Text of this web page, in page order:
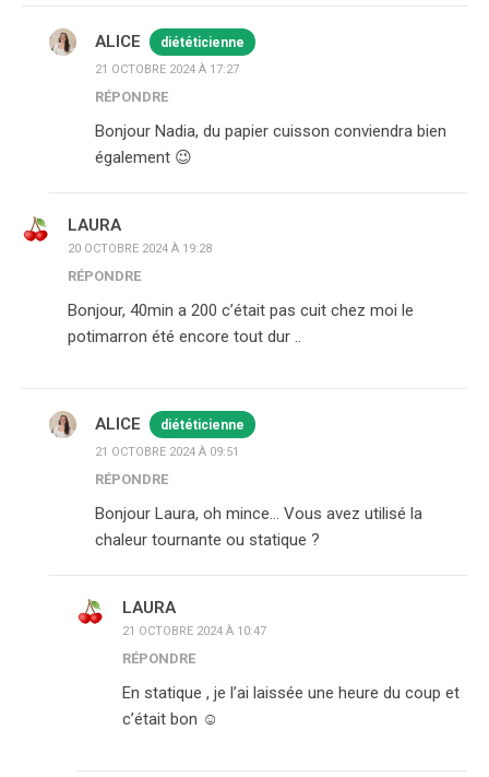
ALICE diététicienne
21 OCTOBRE 2024 À 17:27
RÉPONDRE
Bonjour Nadia, du papier cuisson conviendra bien
également 😉
LAURA
20 OCTOBRE 2024 À 19:28
RÉPONDRE
Bonjour, 40min a 200 c’était pas cuit chez moi le
potimarron été encore tout dur ..
ALICE diététicienne
21 OCTOBRE 2024 À 09:51
RÉPONDRE
Bonjour Laura, oh mince… Vous avez utilisé la
chaleur tournante ou statique ?
LAURA
21 OCTOBRE 2024 À 10:47
RÉPONDRE
En statique , je l’ai laissée une heure du coup et
c’était bon ☺️